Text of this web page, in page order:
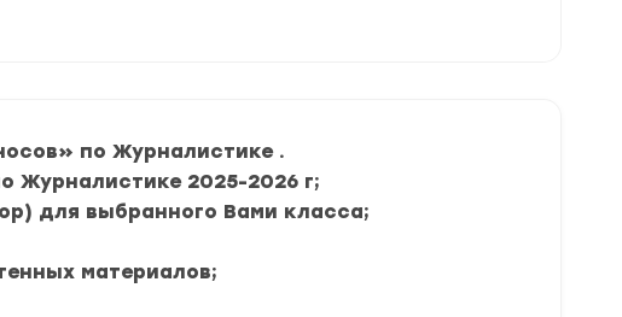
по Журналистике .
2025-2026 г;
для выбранного Вами класса;
материалов;